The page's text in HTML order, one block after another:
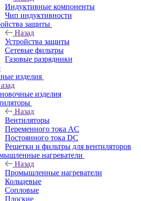
Индуктивные компоненты
Чип индуктивности
защиты
Назад
Устройства защиты
Сетевые фильтры
Газовые разрядники
изделия
изделия
Назад
Вентиляторы
Переменного тока AC
Постоянного тока DC
Решетки и фильтры для вентиляторов
нагреватели
Назад
Промышленные нагреватели
Кольцевые
Сопловые
Плоские